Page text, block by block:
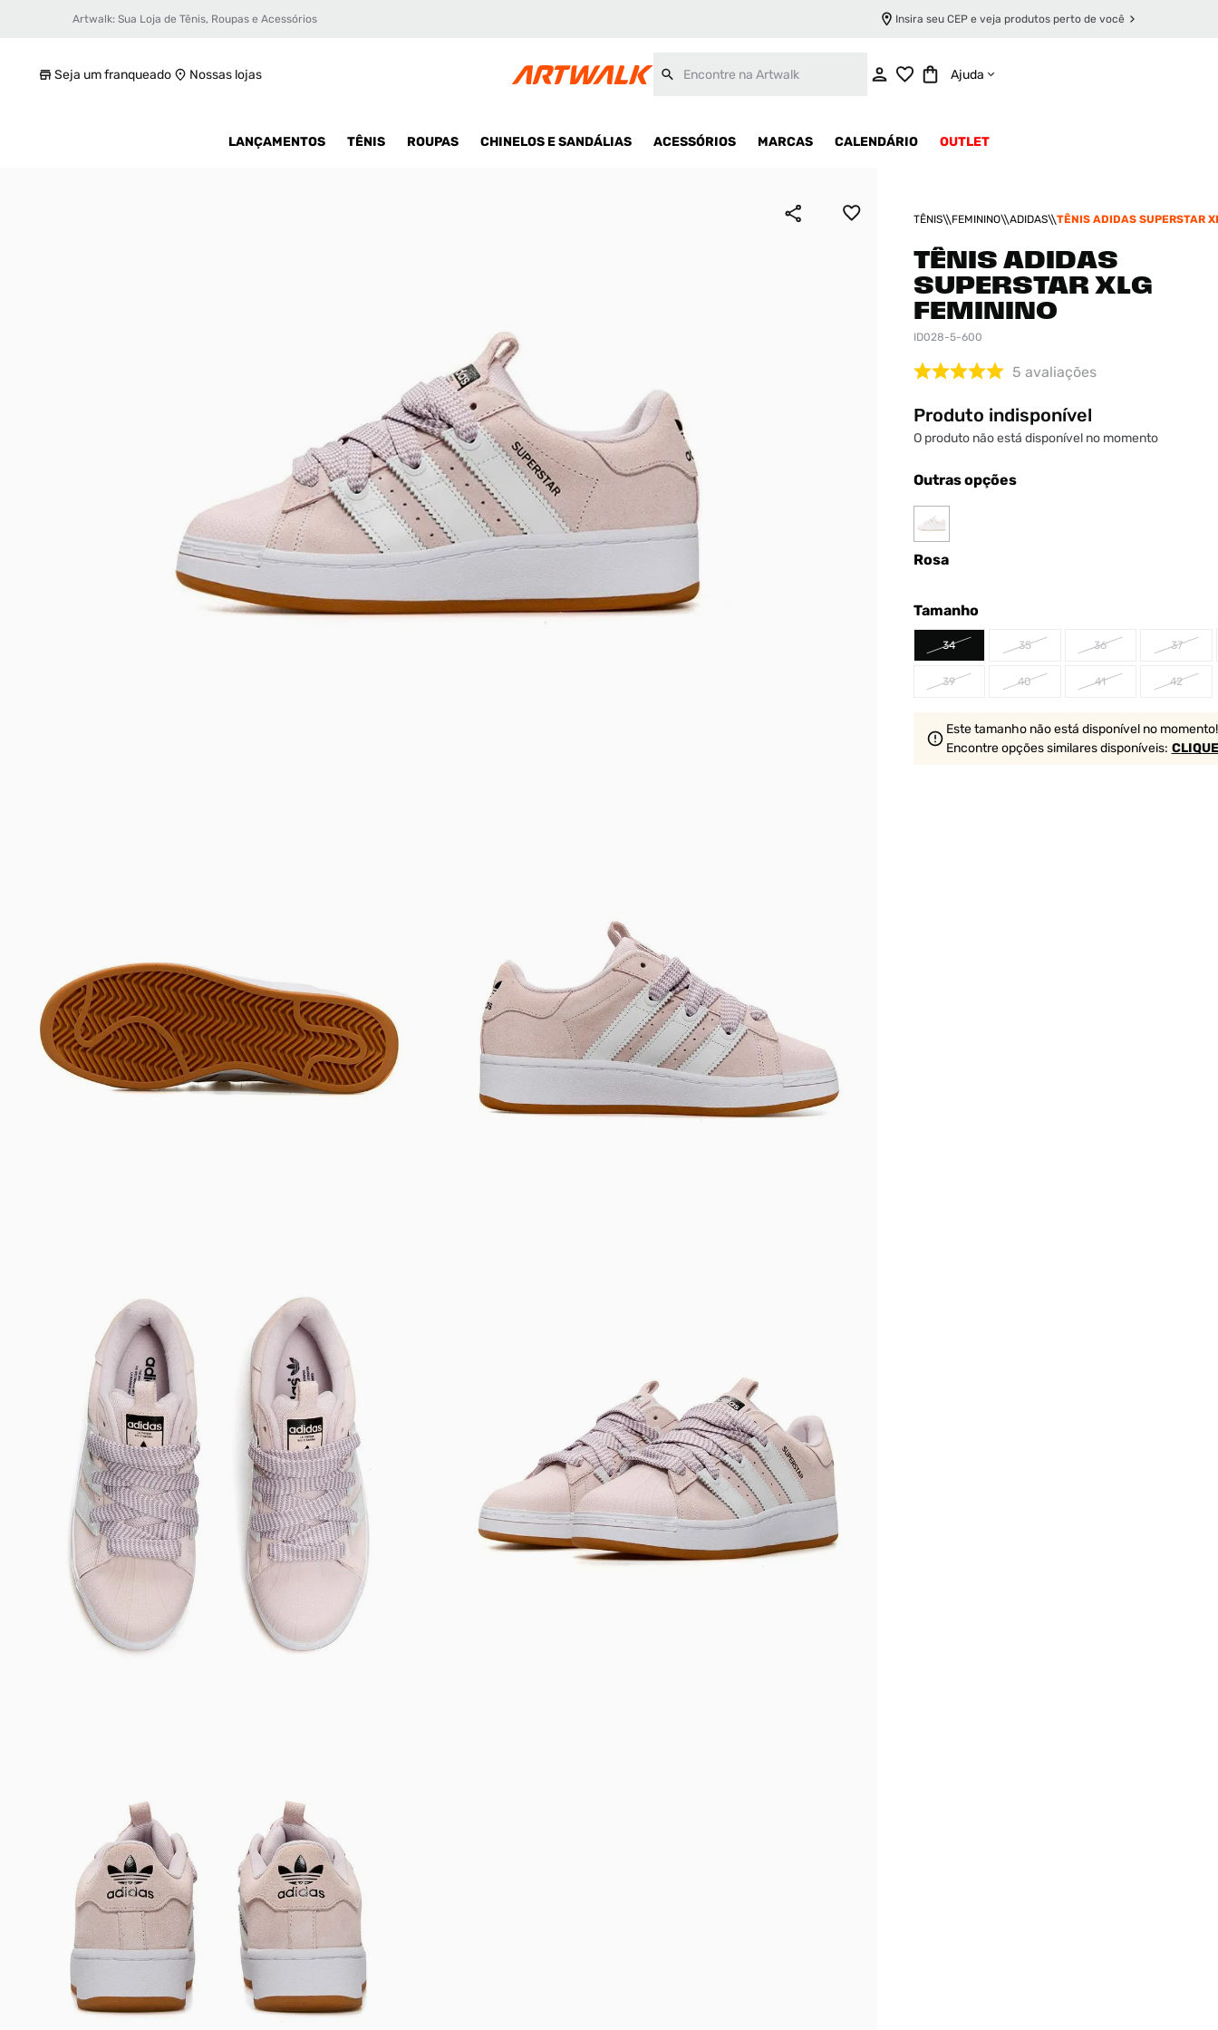
Artwalk: Sua Loja de Tênis, Roupas e Acessórios Insira seu CEP e veja produtos perto de você
Seja um franqueado Nossas lojas Ajuda
LANÇAMENTOS TÊNIS ROUPAS CHINELOS E SANDÁLIAS ACESSÓRIOS MARCAS CALENDÁRIO OUTLET
TÊNIS FEMININO ADIDAS TÊNIS ADIDAS SUPERSTAR
TÊNIS ADIDAS
SUPERSTAR XLG
FEMININO
ID028-5-600
5 avaliações
Produto indisponível
O produto não está disponível no momento
Outras opções
Rosa
Tamanho
34 35 36 37
39 40 41 42
Este tamanho não está disponível no momento!
Encontre opções similaresdisponíveis:
Tênis adidas Superstar Xlg Feminino